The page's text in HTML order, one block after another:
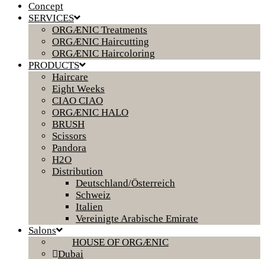
Concept
SERVICES
ORGÆNIC Treatments
ORGÆNIC Haircutting
ORGÆNIC Haircoloring
PRODUCTS
Haircare
Eight Weeks
CIAO CIAO
ORGÆNIC HALO
BRUSH
Scissors
Pandora
H2O
Distribution
Deutschland/Österreich
Schweiz
Italien
Vereinigte Arabische Emirate
Salons
HOUSE OF ORGÆNIC
Dubai